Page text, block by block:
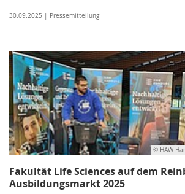
30.09.2025 | Pressemitteilung
© HAW
Fakultät Life Sciences auf dem
Ausbildungsmarkt 2025